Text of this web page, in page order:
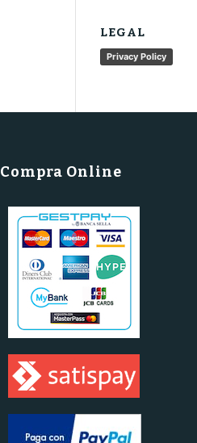
LEGAL
Privacy Policy
Compra Online